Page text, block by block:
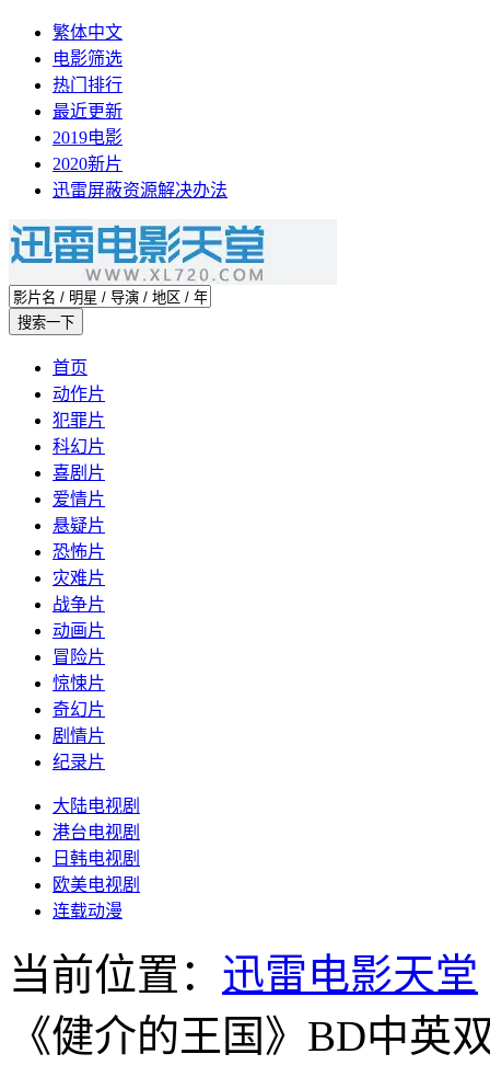
繁体中文
电影筛选
热门排行
最近更新
2019电影
2020新片
迅雷屏蔽资源解决办法
首页
动作片
犯罪片
科幻片
喜剧片
爱情片
悬疑片
恐怖片
灾难片
战争片
动画片
冒险片
惊悚片
奇幻片
剧情片
纪录片
大陆电视剧
港台电视剧
日韩电视剧
欧美电视剧
连载动漫
当前位置： 迅雷电影天堂
《健介的王国》BD中英